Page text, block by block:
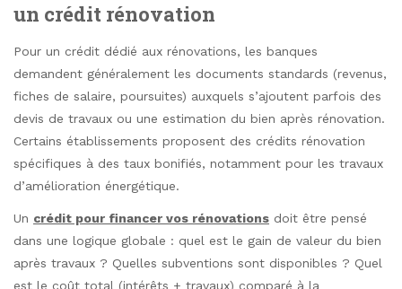
un crédit rénovation
Pour un crédit dédié aux rénovations, les banques
demandent généralement les documents standards (revenus,
fiches de salaire, poursuites) auxquels s’ajoutent parfois des
devis de travaux ou une estimation du bien après rénovation.
Certains établissements proposent des crédits rénovation
spécifiques à des taux bonifiés, notamment pour les travaux
d’amélioration énergétique.
Un crédit pour financer vos rénovations doit être pensé
dans une logique globale : quel est le gain de valeur du bien
après travaux ? Quelles subventions sont disponibles ? Quel
est le coût total (intérêts + travaux) comparé à la